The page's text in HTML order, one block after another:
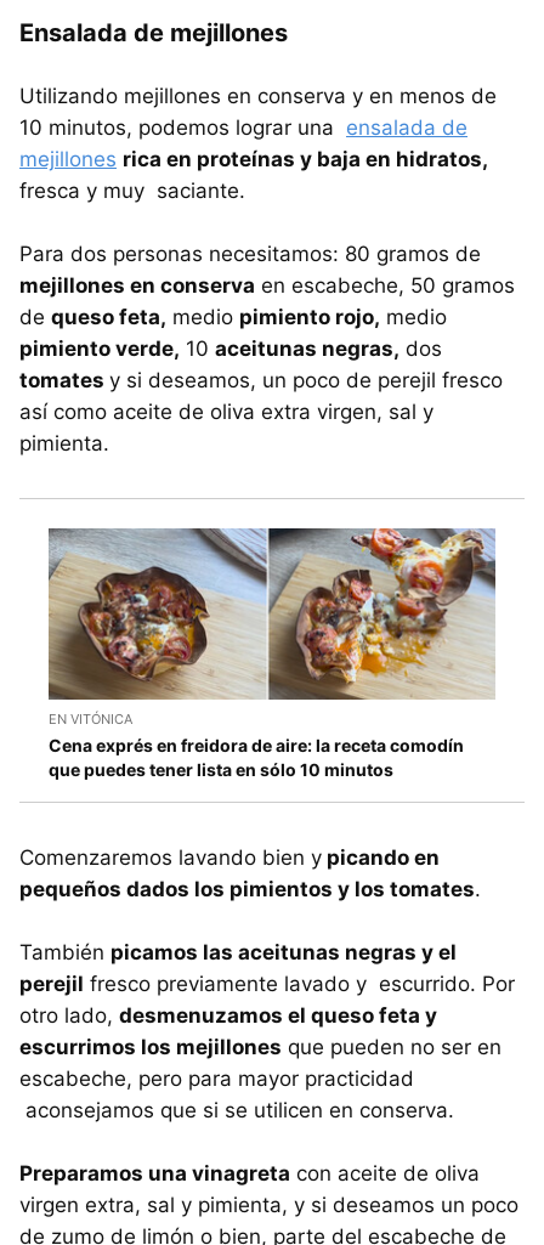
Ensalada de mejillones
Utilizando mejillones en conserva y en menos de
10 minutos, podemos lograr una ensalada de
mejillones rica en proteínas y baja en hidratos,
fresca y muy saciante.
Para dos personas necesitamos: 80 gramos de
mejillones en conserva en escabeche, 50 gramos
de queso feta, medio pimiento rojo, medio
pimiento verde, 10 aceitunas negras, dos
tomates y si deseamos, un poco de perejil fresco
así como aceite de oliva extra virgen, sal y
pimienta.
EN VITÓNICA
Cena exprés en freidora de aire: la receta comodín
que puedes tener lista en sólo 10 minutos
Comenzaremos lavando bien y picando en
pequeños dados los pimientos y los tomates.
También picamos las aceitunas negras y el
perejil fresco previamente lavado y escurrido. Por
otro lado, desmenuzamos el queso feta y
escurrimos los mejillones que pueden no ser en
escabeche, pero para mayor practicidad
aconsejamos que si se utilicen en conserva.
Preparamos una vinagreta con aceite de oliva
virgen extra, sal y pimienta, y si deseamos un poco
de zumo de limón o bien, parte del escabeche de